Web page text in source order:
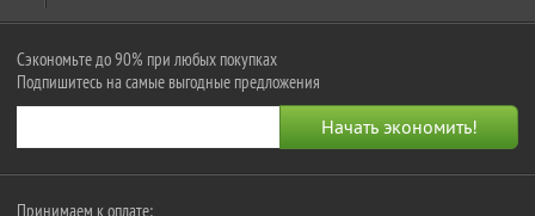
Сэкономьте до 90% при любых покупках
Подпишитесь на самые выгодные предложения
Принимаем к оплате: